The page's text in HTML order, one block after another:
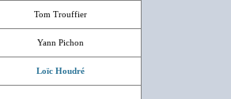
Tom Trouffier
Yann Pichon
Loïc Houdré